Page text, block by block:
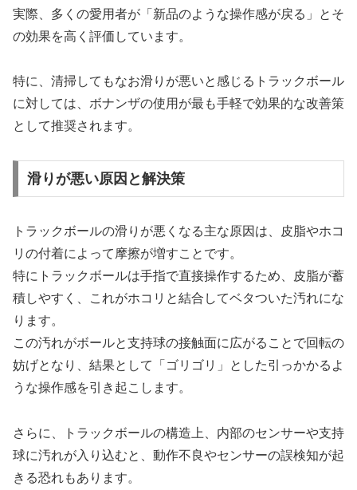
実際、多くの愛用者が「新品のような操作感が戻る」とそ
の効果を高く評価しています。
特に、清掃してもなお滑りが悪いと感じるトラックボール
に対しては、ボナンザの使用が最も手軽で効果的な改善策
として推奨されます。
滑りが悪い原因と解決策
トラックボールの滑りが悪くなる主な原因は、皮脂やホコ
リの付着によって摩擦が増すことです。
特にトラックボールは手指で直接操作するため、皮脂が蓄
積しやすく、これがホコリと結合してベタついた汚れにな
ります。
この汚れがボールと支持球の接触面に広がることで回転の
妨げとなり、結果として「ゴリゴリ」とした引っかかるよ
うな操作感を引き起こします。
さらに、トラックボールの構造上、内部のセンサーや支持
球に汚れが入り込むと、動作不良やセンサーの誤検知が起
きる恐れもあります。